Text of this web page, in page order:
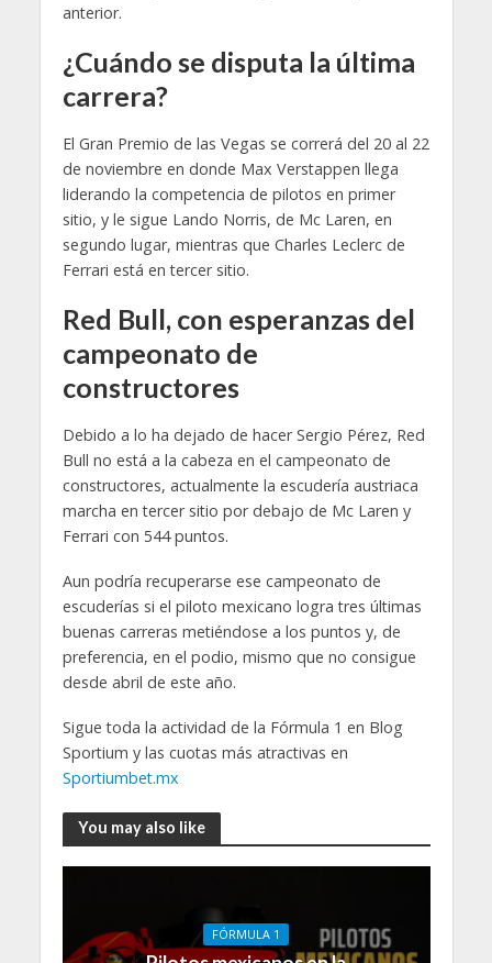
anterior.
¿Cuándo se disputa la última
carrera?
El Gran Premio de las Vegas se correrá del 20 al 22
de noviembre en donde Max Verstappen llega
liderando la competencia de pilotos en primer
sitio, y le sigue Lando Norris, de Mc Laren, en
segundo lugar, mientras que Charles Leclerc de
Ferrari está en tercer sitio.
Red Bull, con esperanzas del
campeonato de
constructores
Debido a lo ha dejado de hacer Sergio Pérez, Red
Bull no está a la cabeza en el campeonato de
constructores, actualmente la escudería austriaca
marcha en tercer sitio por debajo de Mc Laren y
Ferrari con 544 puntos.
Aun podría recuperarse ese campeonato de
escuderías si el piloto mexicano logra tres últimas
buenas carreras metiéndose a los puntos y, de
preferencia, en el podio, mismo que no consigue
desde abril de este año.
Sigue toda la actividad de la Fórmula 1 en Blog
Sportium y las cuotas más atractivas en
Sportiumbet.mx
You may also like
FÓRMULA 1